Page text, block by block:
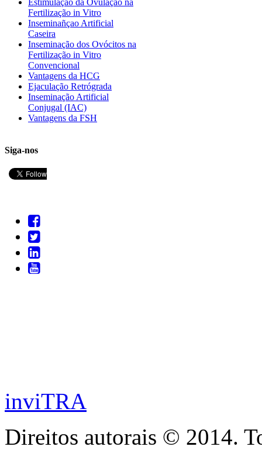
Fertilização in Vitro
Inseminañçao Artificial
Caseira
Inseminação dos Ovócitos na
Fertilização in Vitro
Convencional
Vantagens da HCG
Ejaculação Retrógrada
Inseminação Artificial
Conjugal (IAC)
Vantagens da FSH
Siga-nos
inviTRA
Direitos autorais © 2014.